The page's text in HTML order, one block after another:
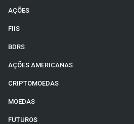
AÇÕES
FIIS
BDRS
AÇÕES AMERICANAS
CRIPTOMOEDAS
MOEDAS
FUTUROS